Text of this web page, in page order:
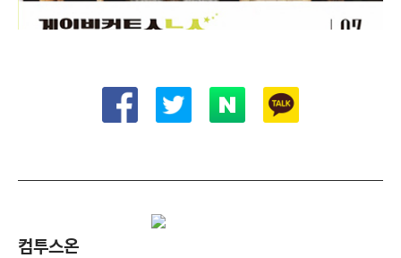
컴투스온